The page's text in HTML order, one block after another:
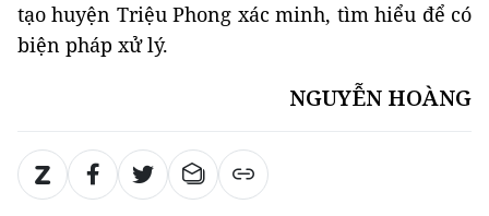
tạo huyện Triệu Phong xác minh, tìm hiểu để có
biện pháp xử lý.
NGUYỄN HOÀNG